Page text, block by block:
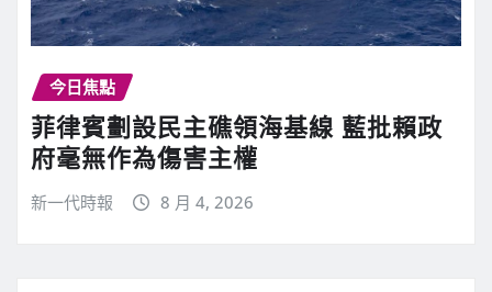
今日焦點
菲律賓劃設民主礁領海基線 藍批賴政
府毫無作為傷害主權
新一代時報 8 月 4, 2026